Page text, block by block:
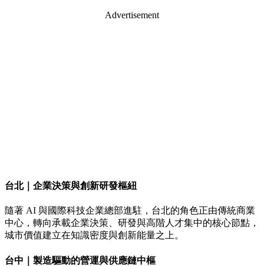
Advertisement
台北｜企業決策與創新研發樞紐
隨著 AI 與國際科技企業總部進駐，台北的角色正由傳統商業
中心，轉向承載企業決策、研發與高階人才集中的核心節點，
城市價值建立在知識密度與創新能量之上。
台中｜製造驅動的營運與供應鏈中樞